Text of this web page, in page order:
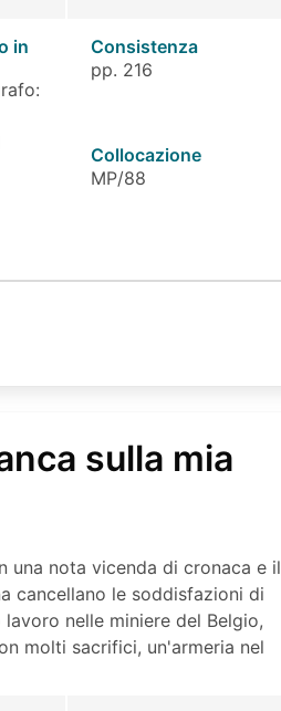
in
Consistenza
pp. 216
Collocazione
MP/88
sulla mia
una nota vicenda di cronaca e il
cancellano le soddisfazioni di
nelle miniere del Belgio,
molti sacrifici, un'armeria nel